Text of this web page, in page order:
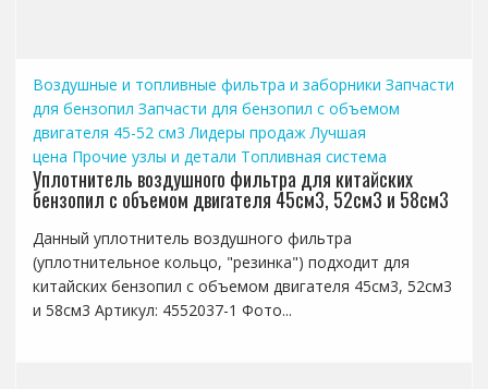
Воздушные и топливные фильтра и заборники Запчасти
для бензопил Запчасти для бензопил с объемом
двигателя 45-52 см3 Лидеры продаж Лучшая
цена Прочие узлы и детали Топливная система
Уплотнитель воздушного фильтра для китайских
бензопил с объемом двигателя 45см3, 52см3 и 58см3
Данный уплотнитель воздушного фильтра
(уплотнительное кольцо, "резинка") подходит для
китайских бензопил с объемом двигателя 45см3, 52см3
и 58см3 Артикул: 4552037-1 Фото...